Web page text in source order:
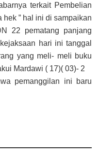
terkait Pembelian
” hal ini di sampaikan
22 pematang panjang
hari ini tanggal
yang meli- meli buku
Mardawi ( 17)( 03)- 2
pemanggilan ini baru